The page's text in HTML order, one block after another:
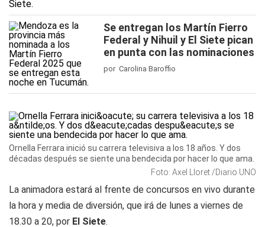
Se entregan los Martín Fierro
Federal y Nihuil y El Siete pican
en punta con las nominaciones
por Carolina Baroffio
Ornella Ferrara inició su carrera televisiva a los 18 años. Y dos
décadas después se siente una bendecida por hacer lo que ama.
Foto: Axel Lloret /Diario UNO
La animadora estará al frente de concursos en vivo durante
la hora y media de diversión, que irá de lunes a viernes de
18.30 a 20, por El Siete.